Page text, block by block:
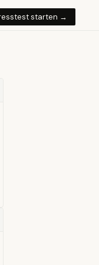
starten →